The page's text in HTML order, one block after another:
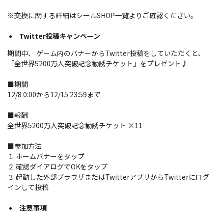
※交換に関する詳細はシールSHOP一覧よりご確認ください。
Twitter投稿キャンペーン
期間中、 ゲーム内のバナーからTwitter投稿をしていただくと、
「全世界5200万人突破記念勧誘チケット」をプレゼント♪
■期間
12/8 0:00から12/15 23:59まで
■報酬
全世界5200万人突破記念勧誘チケット ×11
■参加方法
１.ホームバナーをタップ
２.確認ダイアログでOKをタップ
３.起動した外部ブラウザまたはTwitterアプリからTwitterにログ
インして投稿
注意事項